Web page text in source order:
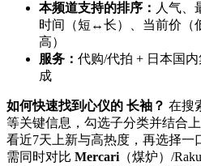
本频道支持的排序： 人气、
时间（短↔长）、当前价
高）
服务： 代购/代拍 + 日本国
成
如何快速找到心仪的 长袖？ 在搜
等关键信息，勾选子分类并结合
看近7天上新与高热度，再选择一
需同时对比 Mercari （煤炉）/